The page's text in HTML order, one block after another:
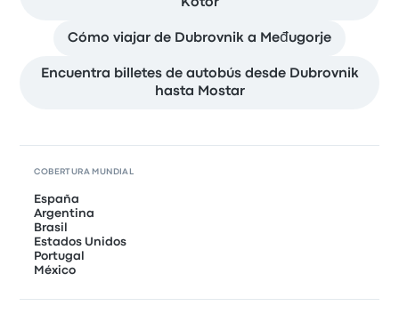
Kotor
Cómo viajar de Dubrovnik a Međugorje
Encuentra billetes de autobús desde Dubrovnik
hasta Mostar
COBERTURA MUNDIAL
España
Argentina
Brasil
Estados Unidos
Portugal
México